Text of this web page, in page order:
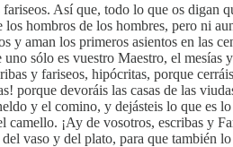
Así que, todo lo que os digan
hombros de los hombres, pero ni
y aman los primeros asientos en las
sólo es vuestro Maestro, el mesías
y fariseos, hipócritas, porque
porque devoráis las casas de las
y el comino, y dejásteis lo que es
¡Ay de vosotros, escribas y
vaso y del plato, para que también